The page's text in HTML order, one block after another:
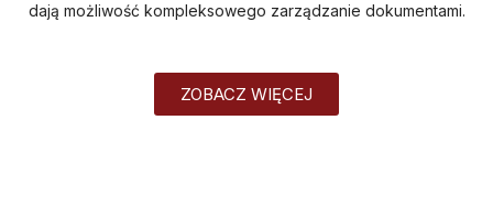
dają możliwość kompleksowego zarządzanie dokumentami.
ZOBACZ WIĘCEJ